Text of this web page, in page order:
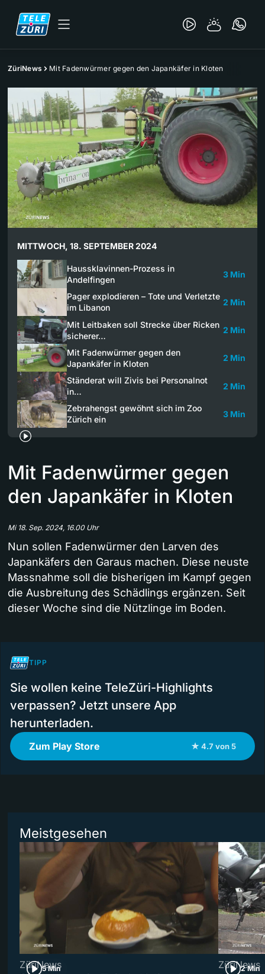
ZüriNews Mit Fadenwürmer gegen den Japankäfer in Kloten
MITTWOCH, 18. SEPTEMBER 2024
Haussklavinnen-Prozess in
Andelfingen
3 Min
Pager explodieren – Tote und Verletzte
im Libanon
2 Min
Mit Leitbaken soll Strecke über Ricken
sicherer…
2 Min
Mit Fadenwürmer gegen den
Japankäfer in Kloten
2 Min
Ständerat will Zivis bei Personalnot
in…
2 Min
Zebrahengst gewöhnt sich im Zoo
Zürich ein
3 Min
Mit Fadenwürmer gegen
den Japankäfer in Kloten
Mi 18. Sep. 2024, 16.00 Uhr
Nun sollen Fadenwürmer den Larven des
Japankäfers den Garaus machen. Diese neuste
Massnahme soll die bisherigen im Kampf gegen
die Ausbreitung des Schädlings ergänzen. Seit
dieser Woche sind die Nützlinge im Boden.
TIPP
Sie wollen keine TeleZüri-Highlights
verpassen? Jetzt unsere App
herunterladen.
Zum Play Store ★ 4.7 von 5
Meistgesehen
5 Min
ZüriNews 2 Min
ZüriNews